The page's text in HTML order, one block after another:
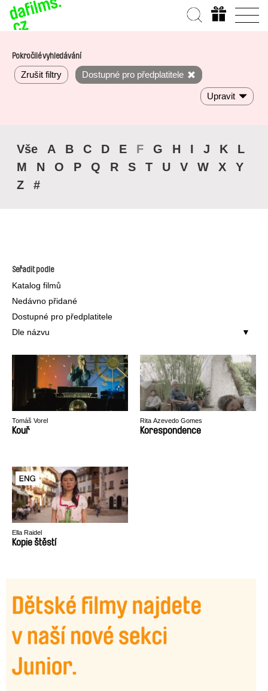
Pokročilé vyhledávání
Zrušit filtry Dostupné pro předplatitele
Upravit
Vše A B C D E F G H I J K
L
M
N O P Q R S T U V W X
Y
Z
#
Seřadit podle
Katalog filmů
Nedávno přidané
Dostupné pro předplatitele
Dle názvu
Tomáš Vorel
Kouř
Rita Azevedo Gomes
Korespondence
Ella Raidel
Kopie štěstí